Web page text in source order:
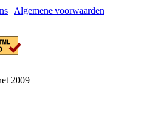
| Algemene voorwaarden
2009